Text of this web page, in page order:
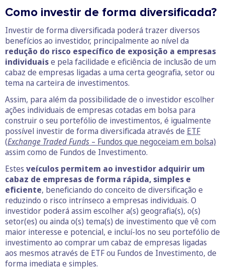
Como investir de forma diversificada?
Investir de forma diversificada poderá trazer diversos
benefícios ao investidor, principalmente ao nível da
redução do risco específico de exposição a empresas
individuaise pela facilidade e eficiência de inclusão de um
cabaz de empresas ligadas a uma certa geografia, setor ou
tema na carteira de investimentos.
Assim, para além da possibilidade de o investidor escolher
ações individuais de empresas cotadas em bolsa para
construir o seu portefólio de investimentos, é igualmente
possível investir de forma diversificada através de ETF
(Exchange Traded Funds – Fundos que negoceiam em bolsa)
assim como de Fundos de Investimento.
Estes veículos permitem ao investidor adquirir um
cabaz de empresas de forma rápida, simples e
eficiente, beneficiando do conceito de diversificação e
reduzindo o risco intrínseco a empresas individuais. O
investidor poderá assim escolher a(s) geografia(s), o(s)
setor(es) ou ainda o(s) tema(s) de investimento que vê com
maior interesse e potencial, e incluí-los no seu portefólio de
investimento ao comprar um cabaz de empresas ligadas
aos mesmos através de ETF ou Fundos de Investimento, de
forma imediata e simples.